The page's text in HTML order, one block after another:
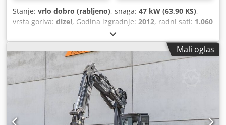
Stanje: vrlo dobro (rabljeno), snaga: 47 kW (63,90 KS),
vrsta goriva: dizel, Godina izgradnje: 2012, radni sati: 1.060
Mali oglas